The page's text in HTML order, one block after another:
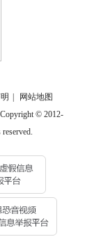
网站地图
© 2012-